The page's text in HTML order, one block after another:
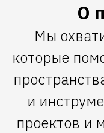
О
Мы
которые
и
проектов и